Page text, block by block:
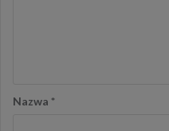
Nazwa *